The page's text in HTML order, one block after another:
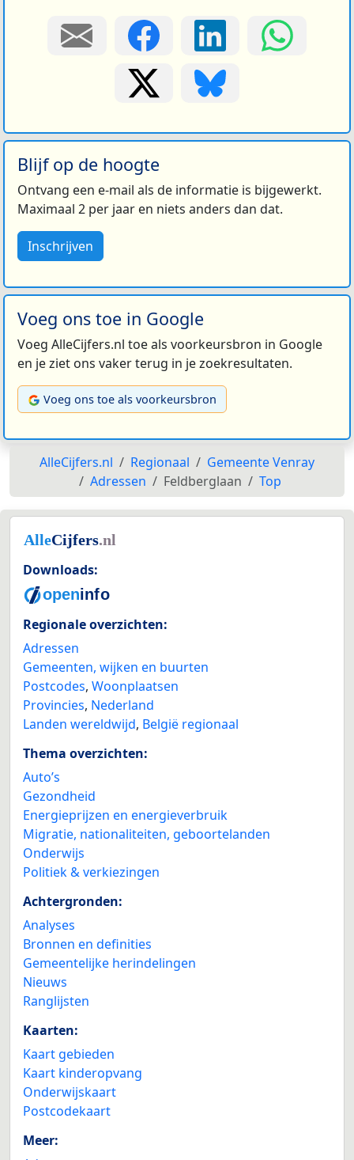
Blijf op de hoogte
Ontvang een e-mail als de informatie is bijgewerkt.
Maximaal 2 per jaar en niets anders dan dat.
Inschrijven
Voeg ons toe in Google
Voeg AlleCijfers.nl toe als voorkeursbron in Google
en je ziet ons vaker terug in je zoekresultaten.
Voeg ons toe als voorkeursbron
AlleCijfers.nl Regionaal
Gemeente Venray
Adressen
Feldberglaan Top
Downloads:
Regionale overzichten:
Adressen
Gemeenten, wijken en buurten
Postcodes, Woonplaatsen
Provincies, Nederland
Landen wereldwijd, België regionaal
Thema overzichten:
Auto’s
Gezondheid
Energieprijzen en energieverbruik
Migratie, nationaliteiten, geboortelanden
Onderwijs
Politiek & verkiezingen
Achtergronden:
Analyses
Bronnen en definities
Gemeentelijke herindelingen
Nieuws
Ranglijsten
Kaarten:
Kaart gebieden
Kaart kinderopvang
Onderwijskaart
Postcodekaart
Meer: